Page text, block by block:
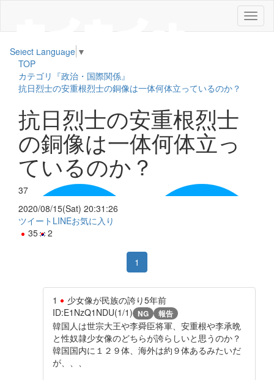
メ
ニ
Select Language ▼
TOP
カテゴリ『政治・国際関係』
抗日烈士の安重根烈士の銅像は一体何体立っているのか？
抗日烈士の安重根烈士
の銅像は一体何体立っ
ているのか？
37
2020/08/15(Sat) 20:31:26
ツイート LINEお気に入り
35
2
1
1 少女像が民族の誇り5年前
ID:E1NzQ1NDU(1/1) NG 報告
韓国人は世宗大王や李舜臣将軍、安重根や李承晩
と性奴隷少女像のどちらが誇らしいと思うのか？
韓国国内に１２９体、海外は約９体あるみたいだ
が、、、